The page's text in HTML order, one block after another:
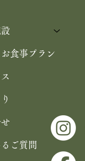
お食事プラン
るご質問